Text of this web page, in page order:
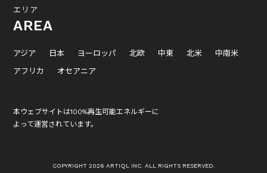
エリア
AREA
アジア 日本 ヨーロッパ 北欧 中東 北米
中南米
アフリカ
オセアニア
本ウェブサイトは100%再生可能エネルギーに
よって運営されています。
COPYRIGHT 2026 ARTIQL INC. ALL RIGHTS RESERVED.